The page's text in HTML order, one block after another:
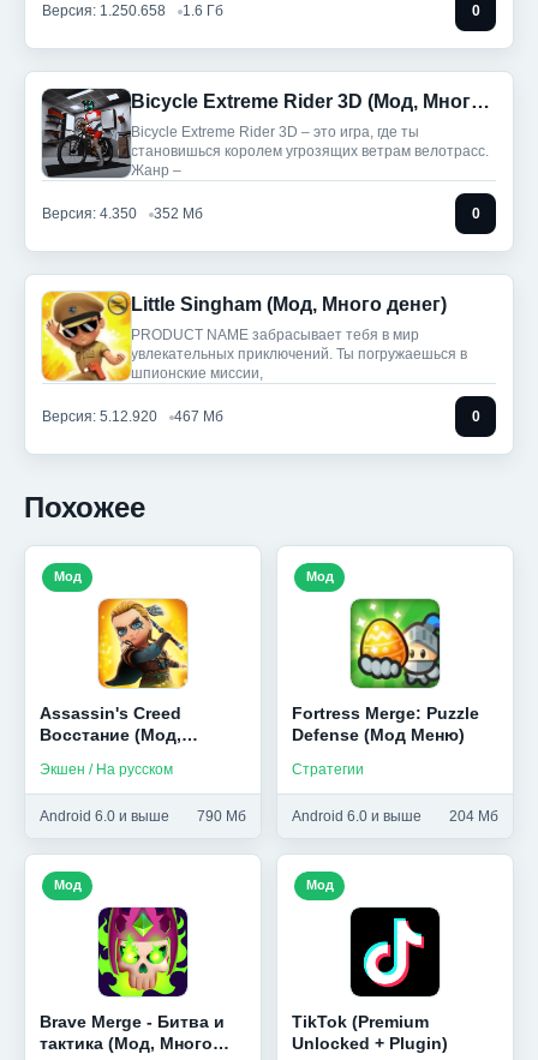
Версия: 1.250.658 1.6 Гб 0
Bicycle Extreme Rider 3D (Мод, Много денег)
Bicycle Extreme Rider 3D – это игра, где ты
становишься королем угрозящих ветрам велотрасс.
Жанр –
Версия: 4.350 352 Мб 0
Little Singham (Мод, Много денег)
PRODUCT NAME забрасывает тебя в мир
увлекательных приключений. Ты погружаешься в
шпионские миссии,
Версия: 5.12.920 467 Мб 0
Похожее
Assassin's Creed
Восстание (Мод,
Экшен / На русском
Android 6.0 и выше 790 Мб
Мод
Fortress Merge: Puzzle
Defense (Мод Меню)
Стратегии
Android 6.0 и выше 204 Мб
Мод
Brave Merge - Битва и
тактика (Мод, Много
Мод
TikTok (Premium
Unlocked + Plugin)
Мод